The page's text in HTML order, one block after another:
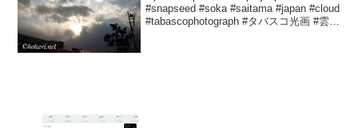
#snapseed #soka #saitama #japan #cloud
#tabascophotograph #タバスコ光画 #雲